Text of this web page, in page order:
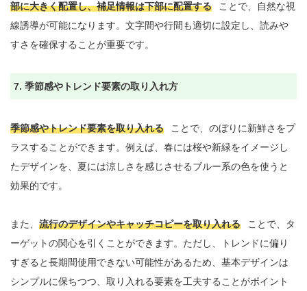
部に大きく配置し、補足情報は下部に配置する
ことで、自然な視
線誘導が可能になります。文字間や行間も適切に設定し、読みや
すさを確保することが重要です。
7. 季節感やトレンド要素の取り入れ方
季節感やトレンド要素を取り入れる
ことで、のぼりに新鮮さをプ
ラスすることができます。例えば、春には桜や新緑をイメージし
たデザインを、夏には涼しさを感じさせるブルー系の色を使うと
効果的です。
また、 流行のデザインやキャッチコピーを取り入れる
ことで、タ
ーゲットの関心を引くことができます。ただし、トレンドに偏り
すぎると長期間使用できない可能性があるため、基本デザインは
シンプルに保ちつつ、取り入れる要素を工夫することがポイント